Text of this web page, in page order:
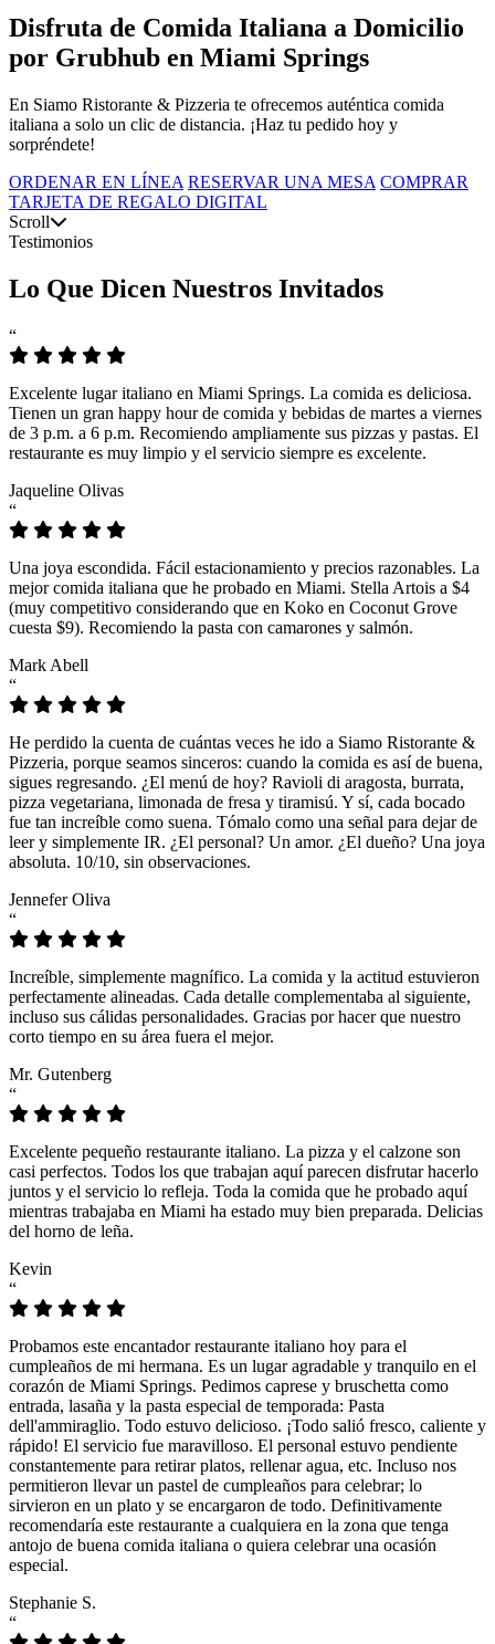
Disfruta de Comida Italiana a Domicilio
por Grubhub en Miami Springs
En Siamo Ristorante & Pizzeria te ofrecemos auténtica comida
italiana a solo un clic de distancia. ¡Haz tu pedido hoy y
sorpréndete!
ORDENAR EN LÍNEA RESERVAR UNA MESA COMPRAR
TARJETA DE REGALO DIGITAL
Scroll
Testimonios
Lo Que Dicen Nuestros Invitados
“
Excelente lugar italiano en Miami Springs. La comida es deliciosa.
Tienen un gran happy hour de comida y bebidas de martes a viernes
de 3 p.m. a 6 p.m. Recomiendo ampliamente sus pizzas y pastas. El
restaurante es muy limpio y el servicio siempre es excelente.
Jaqueline Olivas
“
Una joya escondida. Fácil estacionamiento y precios razonables. La
mejor comida italiana que he probado en Miami. Stella Artois a $4
(muy competitivo considerando que en Koko en Coconut Grove
cuesta $9). Recomiendo la pasta con camarones y salmón.
Mark Abell
“
He perdido la cuenta de cuántas veces he ido a Siamo Ristorante &
Pizzeria, porque seamos sinceros: cuando la comida es así de buena,
sigues regresando. ¿El menú de hoy? Ravioli di aragosta, burrata,
pizza vegetariana, limonada de fresa y tiramisú. Y sí, cada bocado
fue tan increíble como suena. Tómalo como una señal para dejar de
leer y simplemente IR. ¿El personal? Un amor. ¿El dueño? Una joya
absoluta. 10/10, sin observaciones.
Jennefer Oliva
“
Increíble, simplemente magnífico. La comida y la actitud estuvieron
perfectamente alineadas. Cada detalle complementaba al siguiente,
incluso sus cálidas personalidades. Gracias por hacer que nuestro
corto tiempo en su área fuera el mejor.
Mr. Gutenberg
“
Excelente pequeño restaurante italiano. La pizza y el calzone son
casi perfectos. Todos los que trabajan aquí parecen disfrutar hacerlo
juntos y el servicio lo refleja. Toda la comida que he probado aquí
mientras trabajaba en Miami ha estado muy bien preparada. Delicias
del horno de leña.
Kevin
“
Probamos este encantador restaurante italiano hoy para el
cumpleaños de mi hermana. Es un lugar agradable y tranquilo en el
corazón de Miami Springs. Pedimos caprese y bruschetta como
entrada, lasaña y la pasta especial de temporada: Pasta
dell'ammiraglio. Todo estuvo delicioso. ¡Todo salió fresco, caliente y
rápido! El servicio fue maravilloso. El personal estuvo pendiente
constantemente para retirar platos, rellenar agua, etc. Incluso nos
permitieron llevar un pastel de cumpleaños para celebrar; lo
sirvieron en un plato y se encargaron de todo. Definitivamente
recomendaría este restaurante a cualquiera en la zona que tenga
antojo de buena comida italiana o quiera celebrar una ocasión
especial.
Stephanie S.
“